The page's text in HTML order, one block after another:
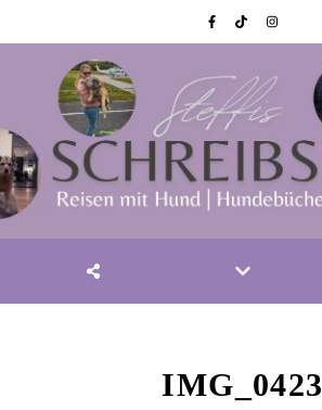
IMG_0423